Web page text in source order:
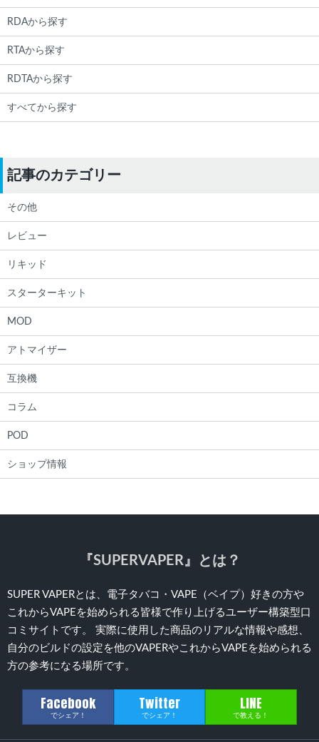
RDAから探す
RTAから探す
RDTAから探す
すべてから探す
記事のカテゴリー
その他
レビュー
リキッド
スターターキット
MOD
アトマイザー
互換機
コラム
POD
ショップ情報
『SUPERVAPER』とは？
SUPER VAPERとは、電子タバコ・VAPE（ベイプ）好きの方や
これからVAPEを始められる皆様で作り上げるユーザー構築型口
コミサイトです。 実際に使用した商品のリアルな情報や感想、
自分のビルドの設定を他のVAPERやこれからVAPEを始められる
方の参考になる場所です。
Facebook
でシェア！
Twitter
でシェア！
LINE
で教える！